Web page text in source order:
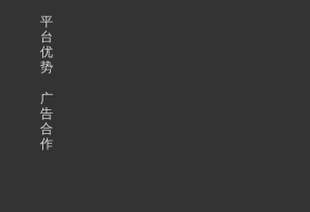
平
台
优
势
广
告
合
作